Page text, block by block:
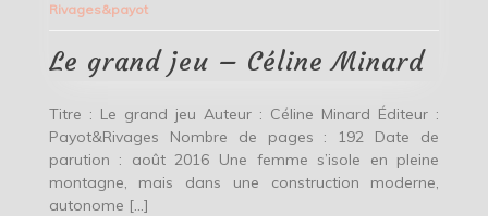
Minard
Rivages&payot
Le grand jeu – Céline Minard
Titre : Le grand jeu Auteur : Céline Minard Éditeur :
Payot&Rivages Nombre de pages : 192 Date de
parution : août 2016 Une femme s’isole en pleine
montagne, mais dans une construction moderne,
autonome […]